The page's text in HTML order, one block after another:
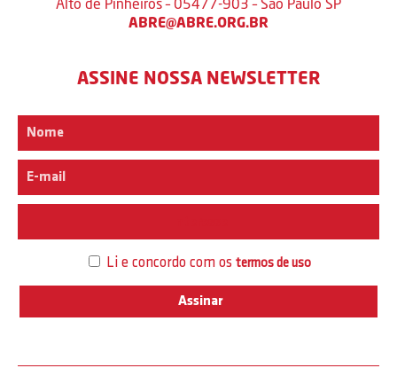
ABRE@ABRE.ORG.BR
ASSINE NOSSA NEWSLETTER
Li e concordo com os termos de uso